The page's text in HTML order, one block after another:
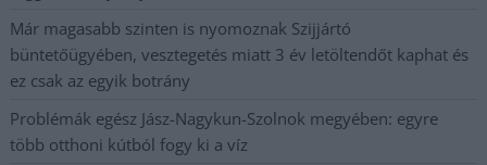
Már magasabb szinten is nyomoznak Szijjártó
büntetőügyében, vesztegetés miatt 3 év letöltendőt kaphat és
ez csak az egyik botrány
Problémák egész Jász-Nagykun-Szolnok megyében: egyre
több otthoni kútból fogy ki a víz